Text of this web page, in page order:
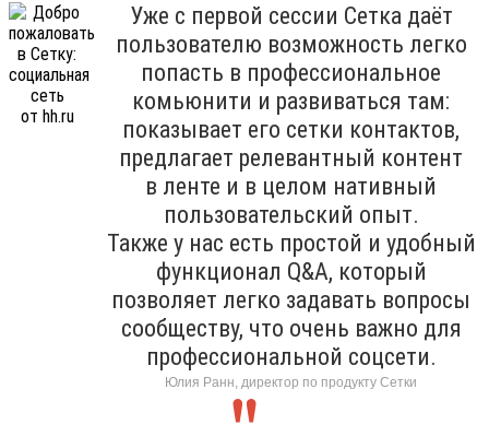
Уже с первой сессии Сетка даёт
пользователю возможность легко
попасть в профессиональное
комьюнити и развиваться там:
показывает его сетки контактов,
предлагает релевантный контент
в ленте и в целом нативный
пользовательский опыт.
Также у нас есть простой и удобный
функционал Q&A, который
позволяет легко задавать вопросы
сообществу, что очень важно для
профессиональной соцсети.
Юлия Ранн, директор по продукту Сетки